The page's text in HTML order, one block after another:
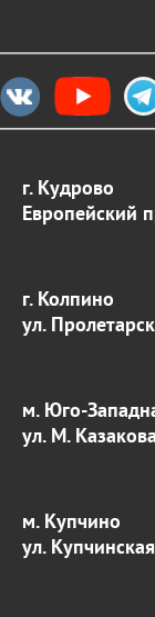
г. Кудрово
Европейский
г. Колпино
ул.
м. Юго-
ул. М.
м. Купчино
ул.